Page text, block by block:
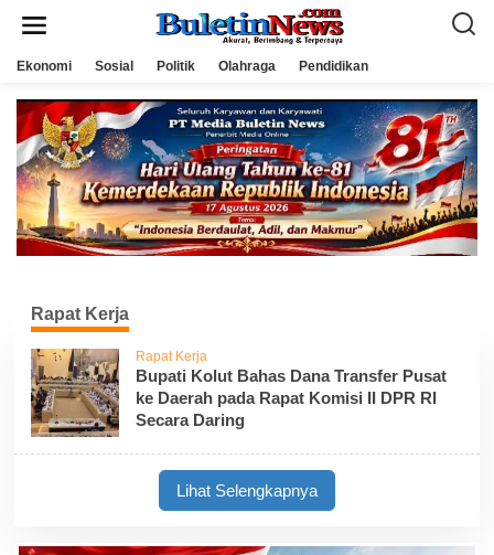
Ekonomi Sosial Politik Olahraga Pendidikan
Rapat Kerja
Rapat Kerja
Bupati Kolut Bahas Dana Transfer Pusat
ke Daerah pada Rapat Komisi II DPR RI
Secara Daring
Lihat Selengkapnya